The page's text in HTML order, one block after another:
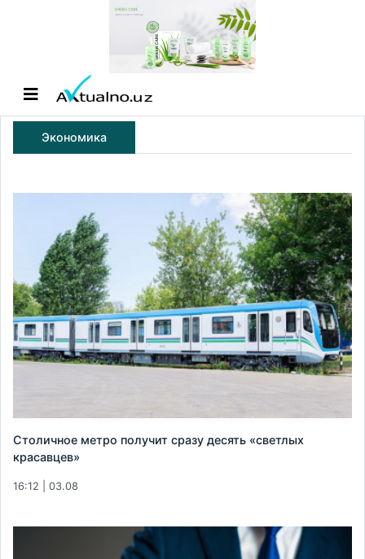
Экономика
Столичное метро получит сразу десять «светлых
красавцев»
16:12 | 03.08